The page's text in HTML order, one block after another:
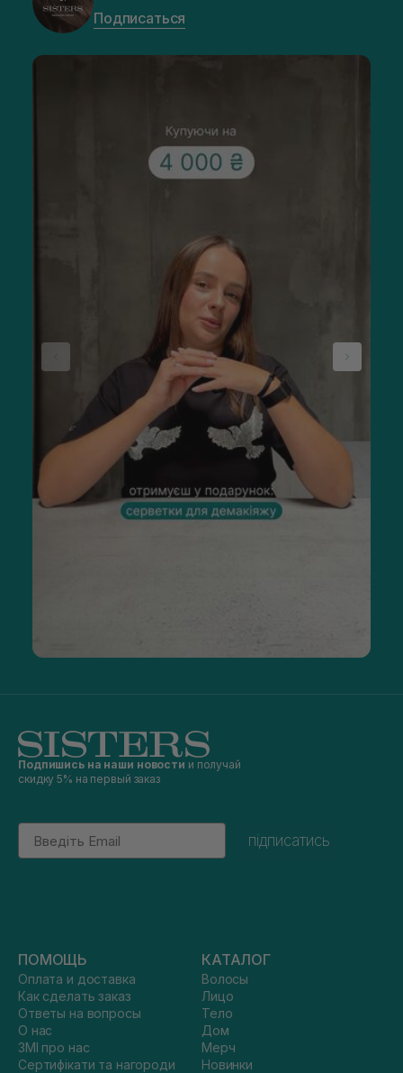
Подписаться
Подпишись на наши новости и получай
скидку 5% на первый заказ
Email
підписатись
ПОМОЩЬ
Оплата и доставка
Как сделать заказ
Ответы на вопросы
О нас
ЗМІ про нас
Сертифікати та нагороди
КАТАЛОГ
Волосы
Лицо
Тело
Дом
Мерч
Новинки